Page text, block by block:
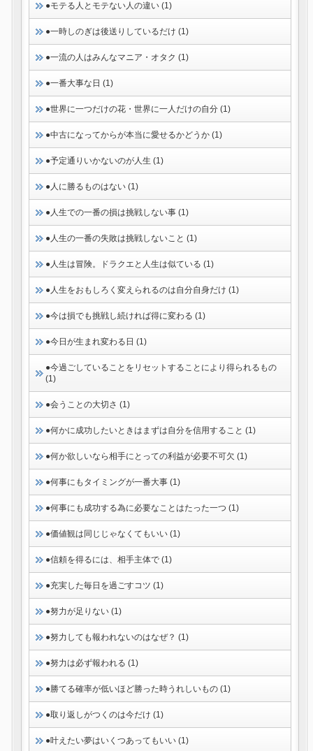
●モテる人とモテない人の違い (1)
●一時しのぎは後送りしているだけ (1)
●一流の人はみんなマニア・オタク (1)
●一番大事な日 (1)
●世界に一つだけの花・世界に一人だけの自分 (1)
●中古になってからが本当に愛せるかどうか (1)
●予定通りいかないのが人生 (1)
●人に勝るものはない (1)
●人生での一番の損は挑戦しない事 (1)
●人生の一番の失敗は挑戦しないこと (1)
●人生は冒険。ドラクエと人生は似ている (1)
●人生をおもしろく変えられるのは自分自身だけ (1)
●今は損でも挑戦し続ければ得に変わる (1)
●今日が生まれ変わる日 (1)
●今過ごしていることをリセットすることにより得られるもの
(1)
●会うことの大切さ (1)
●何かに成功したいときはまずは自分を信用すること (1)
●何か欲しいなら相手にとっての利益が必要不可欠 (1)
●何事にもタイミングが一番大事 (1)
●何事にも成功する為に必要なことはたった一つ (1)
●価値観は同じじゃなくてもいい (1)
●信頼を得るには、相手主体で (1)
●充実した毎日を過ごすコツ (1)
●努力が足りない (1)
●努力しても報われないのはなぜ？ (1)
●努力は必ず報われる (1)
●勝てる確率が低いほど勝った時うれしいもの (1)
●取り返しがつくのは今だけ (1)
●叶えたい夢はいくつあってもいい (1)